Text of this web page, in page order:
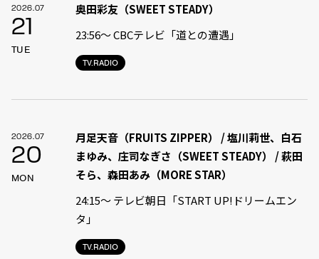
2026.07
21
TUE
TV.RADIO
奥田彩友（SWEET STEADY）
23:56〜 CBCテレビ「道との遭遇」
2026.07
20
MON
TV.RADIO
月足天音（FRUITS ZIPPER） / 塩川莉世、白石
まゆみ、庄司なぎさ（SWEET STEADY） / 萩田
そら、森田あみ（MORE STAR）
24:15〜 テレビ朝日「START UP!ドリームエン
タ」